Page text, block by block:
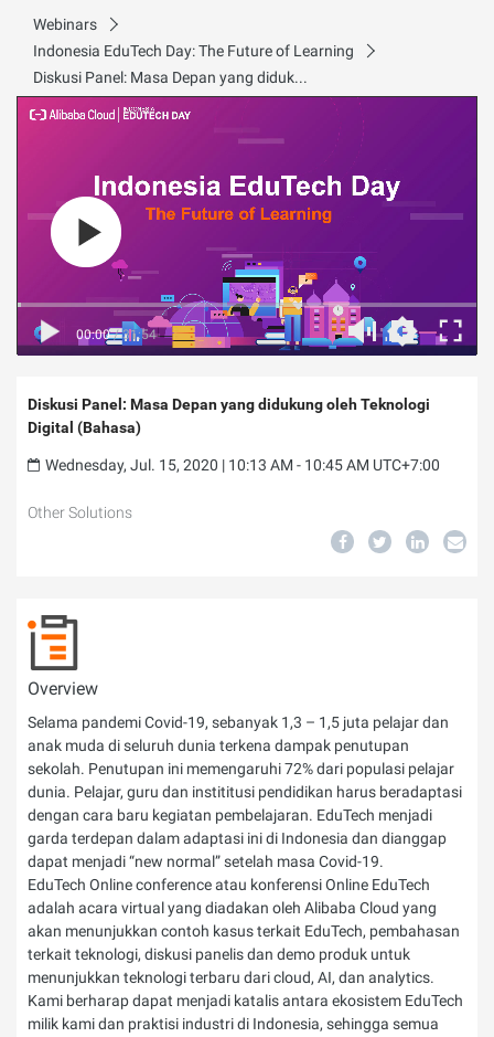
Webinars
Indonesia EduTech Day: The Future of Learning
Diskusi Panel: Masa Depan yang didukung oleh Teknologi Digital (Bahasa)
00:00 / 31:54
Diskusi Panel: Masa Depan yang didukung oleh Teknologi
Digital (Bahasa)
Wednesday, Jul. 15, 2020 | 10:13 AM - 10:45 AM UTC+7:00
Other Solutions
Overview
Selama pandemi Covid-19, sebanyak 1,3 – 1,5 juta pelajar dan
anak muda di seluruh dunia terkena dampak penutupan
sekolah. Penutupan ini memengaruhi 72% dari populasi pelajar
dunia. Pelajar, guru dan instititusi pendidikan harus beradaptasi
dengan cara baru kegiatan pembelajaran. EduTech menjadi
garda terdepan dalam adaptasi ini di Indonesia dan dianggap
dapat menjadi “new normal” setelah masa Covid-19.
EduTech Online conference atau konferensi Online EduTech
adalah acara virtual yang diadakan oleh Alibaba Cloud yang
akan menunjukkan contoh kasus terkait EduTech, pembahasan
terkait teknologi, diskusi panelis dan demo produk untuk
menunjukkan teknologi terbaru dari cloud, AI, dan analytics.
Kami berharap dapat menjadi katalis antara ekosistem EduTech
milik kami dan praktisi industri di Indonesia, sehingga semua